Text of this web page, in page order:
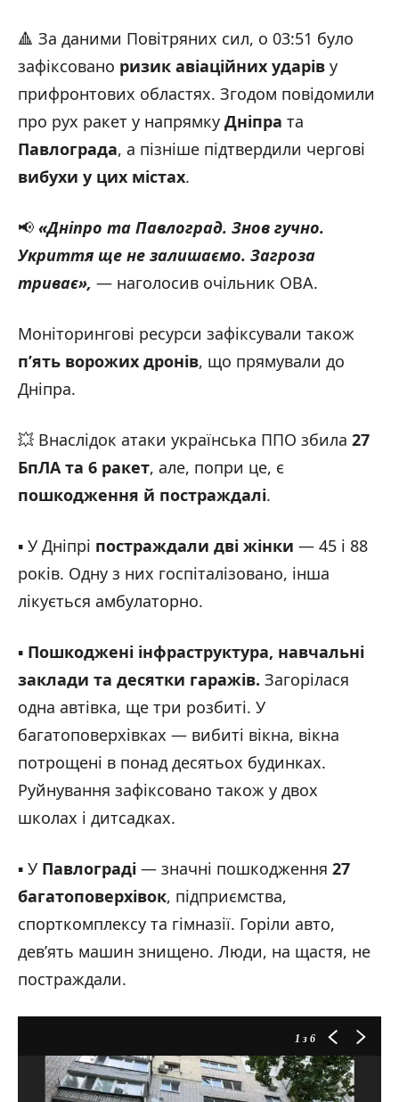
🔺 За даними Повітряних сил, о 03:51 було
зафіксовано ризик авіаційних ударів у
прифронтових областях. Згодом повідомили
про рух ракет у напрямку Дніпра та
Павлограда, а пізніше підтвердили чергові
вибухи у цих містах.
📢 «Дніпро та Павлоград. Знов гучно.
Укриття ще не залишаємо. Загроза
триває», — наголосив очільник ОВА.
Моніторингові ресурси зафіксували також
п’ять ворожих дронів, що прямували до
Дніпра.
💥 Внаслідок атаки українська ППО збила 27
БпЛА та 6 ракет, але, попри це, є
пошкодження й постраждалі.
▪️ У Дніпрі постраждали дві жінки — 45 і 88
років. Одну з них госпіталізовано, інша
лікується амбулаторно.
▪️ Пошкоджені інфраструктура, навчальні
заклади та десятки гаражів. Загорілася
одна автівка, ще три розбиті. У
багатоповерхівках — вибиті вікна, вікна
потрощені в понад десятьох будинках.
Руйнування зафіксовано також у двох
школах і дитсадках.
▪️ У Павлограді — значні пошкодження 27
багатоповерхівок, підприємства,
спорткомплексу та гімназії. Горіли авто,
дев’ять машин знищено. Люди, на щастя, не
постраждали.
1 з 6